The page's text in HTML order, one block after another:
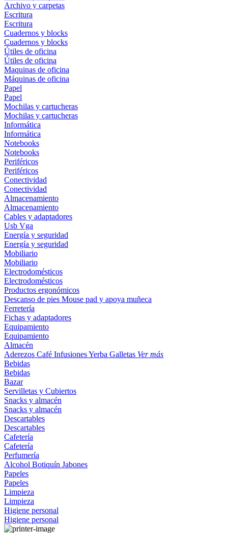
Archivo y carpetas
Escritura
Escritura
Cuadernos y blocks
Cuadernos y blocks
Útiles de oficina
Útiles de oficina
Maquinas de oficina
Máquinas de oficina
Papel
Papel
Mochilas y cartucheras
Mochilas y cartucheras
Informática
Informática
Notebooks
Notebooks
Periféricos
Periféricos
Conectividad
Conectividad
Almacenamiento
Almacenamiento
Cables y adaptadores
Usb Vga
Energía y seguridad
Energía y seguridad
Mobiliario
Mobiliario
Electrodomésticos
Electrodomésticos
Productos ergonómicos
Descanso de pies Mouse pad y apoya muñeca
Ferretería
Fichas y adaptadores
Equipamiento
Equipamiento
Almacén
Aderezos Café InfusionesYerba Galletas Ver más
Bebidas
Bebidas
Bazar
Servilletas y Cubiertos
Snacks y almacén
Snacks y almacén
Descartables
Descartables
Cafetería
Cafetería
Perfumería
Alcohol Botiquín Jabones
Papeles
Papeles
Limpieza
Limpieza
Higiene personal
Higiene personal